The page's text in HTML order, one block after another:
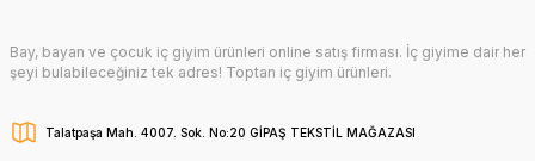
Bay, bayan ve çocuk iç giyim ürünleri online satış firması. İç giyime dair her
şeyi bulabileceğiniz tek adres! Toptan iç giyim ürünleri.
Talatpaşa Mah. 4007. Sok. No:20 GİPAŞ TEKSTİL MAĞAZASI